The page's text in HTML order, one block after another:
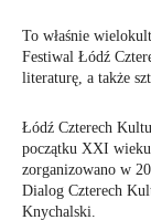
To właśnie
Festiwal Łódź
literaturę, a także
Łódź Czterech
początku XXI
zorganizowano w
Dialog Czterech
Knychalski.